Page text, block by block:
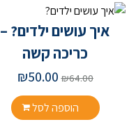
איך עושים ילדים? –
כריכה קשה
₪64.00
₪50.00
הוספה לסל